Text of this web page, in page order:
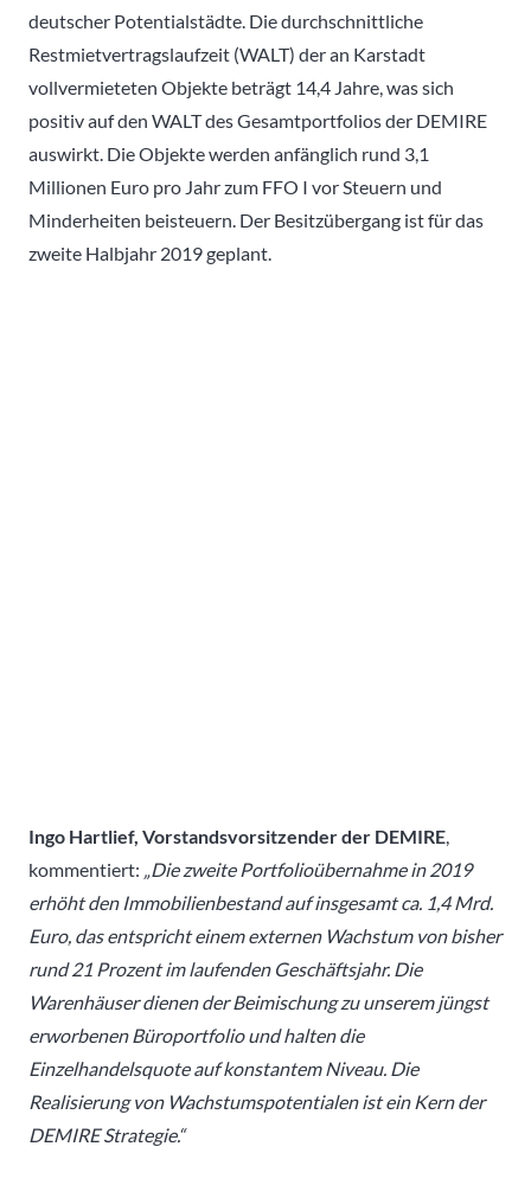
deutscher Potentialstädte. Die durchschnittliche
Restmietvertragslaufzeit (WALT) der an Karstadt
vollvermieteten Objekte beträgt 14,4 Jahre, was sich
positiv auf den WALT des Gesamtportfolios der DEMIRE
auswirkt. Die Objekte werden anfänglich rund 3,1
Millionen Euro pro Jahr zum FFO I vor Steuern und
Minderheiten beisteuern. Der Besitzübergang ist für das
zweite Halbjahr 2019 geplant.
Ingo Hartlief, Vorstandsvorsitzender der DEMIRE,
kommentiert: „Die zweite Portfolioübernahme in 2019
erhöht den Immobilienbestand auf insgesamt ca. 1,4 Mrd.
Euro, das entspricht einem externen Wachstum von bisher
rund 21 Prozent im laufenden Geschäftsjahr. Die
Warenhäuser dienen der Beimischung zu unserem jüngst
erworbenen Büroportfolio und halten die
Einzelhandelsquote auf konstantem Niveau. Die
Realisierung von Wachstumspotentialen ist ein Kern der
DEMIRE Strategie.“